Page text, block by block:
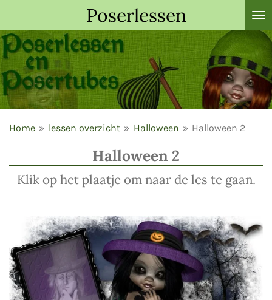
direct
naar
de
hoofdinhoud
Poserlessen
Home » lessen overzicht » Halloween » Halloween 2
Halloween 2
Klik op het plaatje om naar de les te gaan.